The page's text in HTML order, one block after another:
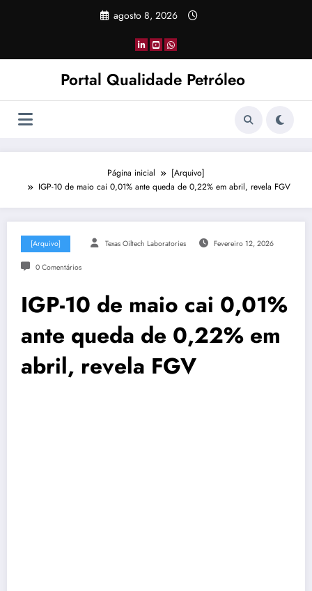
agosto 8, 2026
Portal Qualidade Petróleo
Página inicial
[Arquivo]
IGP-10 de maio cai 0,01% ante queda de 0,22% em abril, revela FGV
[Arquivo] Texas Oiltech Laboratories Fevereiro 12, 2026
0 Comentários
IGP-10 de maio cai 0,01%
ante queda de 0,22% em
abril, revela FGV